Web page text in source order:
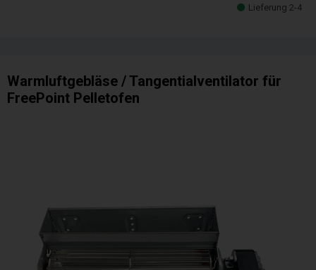
Lieferung 2-4
Warmluftgebläse / Tangentialventilator für
FreePoint Pelletofen